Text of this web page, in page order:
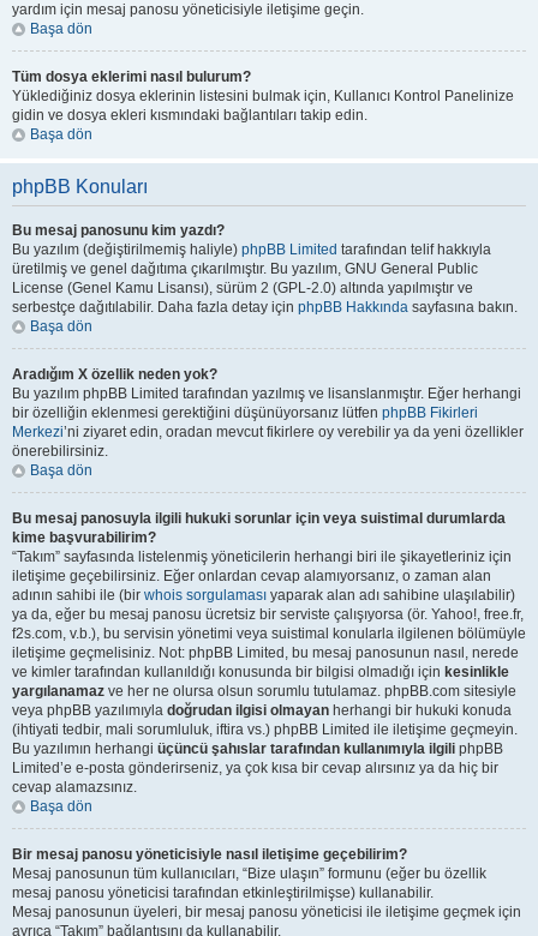
yardım için mesaj panosu yöneticisiyle iletişime geçin.
Başa dön
Tüm dosya eklerimi nasıl bulurum?
Yüklediğiniz dosya eklerinin listesini bulmak için, Kullanıcı Kontrol Panelinize
gidin ve dosya ekleri kısmındaki bağlantıları takip edin.
Başa dön
phpBB Konuları
Bu mesaj panosunu kim yazdı?
Bu yazılım (değiştirilmemiş haliyle) phpBB Limited tarafından telif hakkıyla
üretilmiş ve genel dağıtıma çıkarılmıştır. Bu yazılım, GNU General Public
License (Genel Kamu Lisansı), sürüm 2 (GPL-2.0) altında yapılmıştır ve
serbestçe dağıtılabilir. Daha fazla detay için phpBB Hakkında sayfasına bakın.
Başa dön
Aradığım X özellik neden yok?
Bu yazılım phpBB Limited tarafından yazılmış ve lisanslanmıştır. Eğer herhangi
bir özelliğin eklenmesi gerektiğini düşünüyorsanız lütfen phpBB Fikirleri
Merkezi’ni ziyaret edin, oradan mevcut fikirlere oy verebilir ya da yeni özellikler
önerebilirsiniz.
Başa dön
Bu mesaj panosuyla ilgili hukuki sorunlar için veya suistimal durumlarda
kime başvurabilirim?
“Takım” sayfasında listelenmiş yöneticilerin herhangi biri ile şikayetleriniz için
iletişime geçebilirsiniz. Eğer onlardan cevap alamıyorsanız, o zaman alan
adının sahibi ile (bir whois sorgulaması yaparak alan adı sahibine ulaşılabilir)
ya da, eğer bu mesaj panosu ücretsiz bir serviste çalışıyorsa (ör. Yahoo!, free.fr,
f2s.com, v.b.), bu servisin yönetimi veya suistimal konularla ilgilenen bölümüyle
iletişime geçmelisiniz. Not: phpBB Limited, bu mesaj panosunun nasıl, nerede
ve kimler tarafından kullanıldığı konusunda bir bilgisi olmadığı için kesinlikle
yargılanamaz ve her ne olursa olsun sorumlu tutulamaz. phpBB.com sitesiyle
veya phpBB yazılımıyla doğrudan ilgisi olmayan herhangi bir hukuki konuda
(ihtiyati tedbir, mali sorumluluk, iftira vs.) phpBB Limited ile iletişime geçmeyin.
Bu yazılımın herhangi üçüncü şahıslar tarafından kullanımıyla ilgili phpBB
Limited’e e-posta gönderirseniz, ya çok kısa bir cevap alırsınız ya da hiç bir
cevap alamazsınız.
Başa dön
Bir mesaj panosu yöneticisiyle nasıl iletişime geçebilirim?
Mesaj panosunun tüm kullanıcıları, “Bize ulaşın” formunu (eğer bu özellik
mesaj panosu yöneticisi tarafından etkinleştirilmişse) kullanabilir.
Mesaj panosunun üyeleri, bir mesaj panosu yöneticisi ile iletişime geçmek için
ayrıca “Takım” bağlantısını da kullanabilir.